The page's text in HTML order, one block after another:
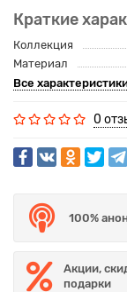
Краткие
Коллекция
Материал
Все
0
100%
Акции,
подарки